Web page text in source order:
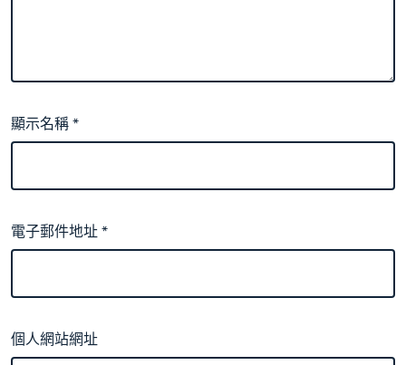
顯示名稱*
電子郵件地址*
個人網站網址